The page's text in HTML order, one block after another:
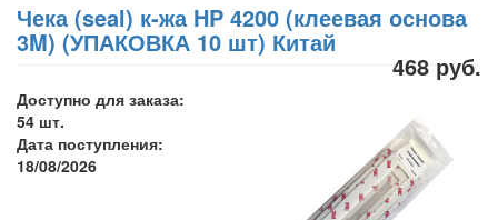
Чека (seal) к-жа HP 4200 (клеевая основа
3M) (УПАКОВКА 10 шт) Китай
468 руб.
Доступно для заказа:
54 шт.
Дата поступления:
18/08/2026